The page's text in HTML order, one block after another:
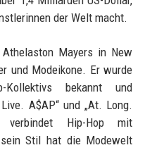
der Welt macht.
Mayers in New
und Modeikone. Er wurde
bekannt und
A$AP“ und „At. Long.
Hip-Hop mit
sein Stil hat die Modewelt